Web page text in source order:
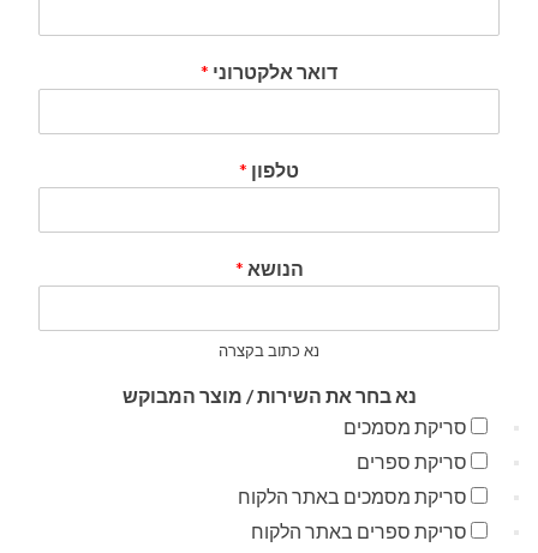
דואר אלקטרוני *
טלפון *
הנושא *
נא כתוב בקצרה
נא בחר את השירות / מוצר המבוקש
סריקת מסמכים
סריקת ספרים
סריקת מסמכים באתר הלקוח
סריקת ספרים באתר הלקוח